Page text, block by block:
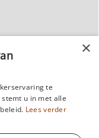
te
u in met alle
Lees verder